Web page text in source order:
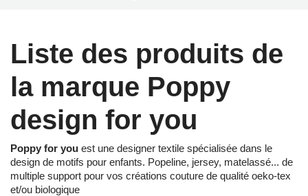
Liste des produits de
la marque Poppy
design for you
Poppy for you est une designer textile spécialisée dans le
design de motifs pour enfants. Popeline, jersey, matelassé... de
multiple support pour vos créations couture de qualité oeko-tex
et/ou biologique